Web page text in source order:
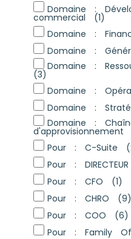
Domaine :
commercial (1)
Domaine :
Domaine :
Domaine :
(3)
Domaine :
Domaine :
Domaine :
d'approvisionnement
Pour : C-Suite
Pour : DIRECTEUR
Pour : CFO (1)
Pour : CHRO (9)
Pour : COO (6)
Pour : Family